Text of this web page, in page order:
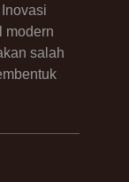
modern
salah